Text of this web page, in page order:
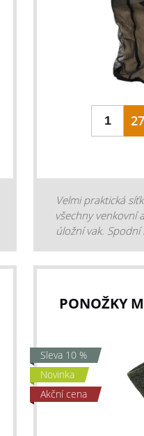
Velmi praktická
všechny venkovní
úložní vak.
PONOŽKY
Sleva 10 %
Novinka
Akční cena